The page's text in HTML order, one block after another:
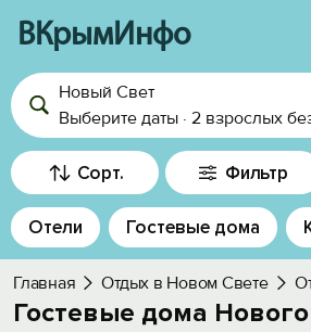
ВКрымИнфо
Войти
Избранное
История просмотра
Добавить свой объект
Новый Свет
Выберите даты · 2 взрослых
Сорт. Фильтр
Отели Гостевые дома
Главная Отдых в Новом Свете
Гостевые дома